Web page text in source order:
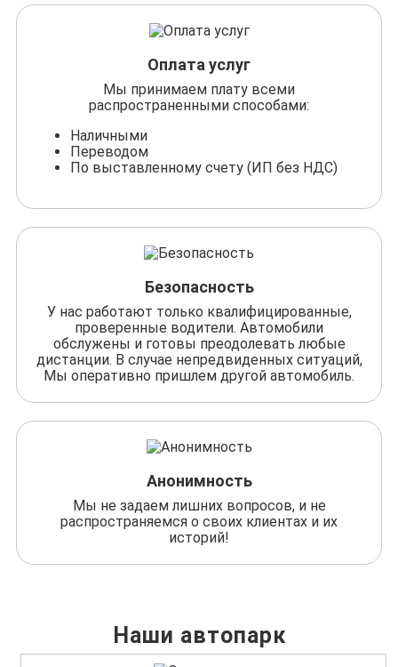
Оплата услуг
Мы принимаем плату всеми
распространенными способами:
Наличными
Переводом
По выставленному счету (ИП без НДС)
Безопасность
У нас работают только квалифицированные,
проверенные водители. Автомобили
обслужены и готовы преодолевать любые
дистанции. В случае непредвиденных ситуаций,
Мы оперативно пришлем другой автомобиль.
Анонимность
Мы не задаем лишних вопросов, и не
распространяемся о своих клиентах и их
историй!
Наши автопарк